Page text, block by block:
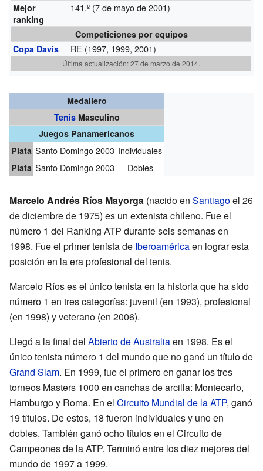
Mejor
ranking
141.º (7 de mayo de 2001)
Competiciones por equipos
Copa Davis
RE (1997, 1999, 2001)
Última actualización: 27 de marzo de 2014.
Medallero
TenisMasculino
Juegos Panamericanos
Plata Santo Domingo 2003 Individuales
Plata Santo Domingo 2003 Dobles
Marcelo Andrés Ríos Mayorga (nacido en Santiagoel 26
de diciembre de 1975) es un extenista chileno. Fue el
número 1 del Ranking ATP durante seis semanas en
1998. Fue el primer tenista de Iberoaméricaen lograr esta
posición en la era profesional del tenis.
Marcelo Ríos es el único tenista en la historia que ha sido
número 1 en tres categorías: juvenil (en 1993), profesional
(en 1998) y veterano (en 2006).
Llegó a la final del Abierto de Australiaen 1998. Es el
único tenista número 1 del mundo que no ganó un título de
Grand Slam. En 1999, fue el primero en ganar los tres
torneos Masters 1000 en canchas de arcilla: Montecarlo,
Hamburgo y Roma. En el Circuito Mundial de la ATP, ganó
19 títulos. De estos, 18 fueron individuales y uno en
dobles. También ganó ocho títulos en el Circuito de
Campeones de la ATP. Terminó entre los diez mejores del
mundo de 1997 a 1999.